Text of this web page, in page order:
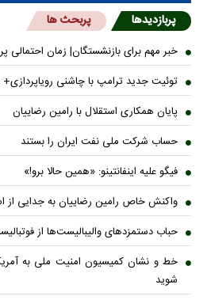
پربازدیدها پربحث ها
خبر مهم برای بازنشستگان| زمان احتمالی
توئیت جدید ترامپ با چاشنی
پایان همکاری استقلال با رامین رضاییان
حساب‌ شرکت ملی نفت ایران را بستند
فیگو علیه اینفانتینو: «همین حالا برو!»
واکنش خاص رامین رضاییان به جدایی
حباب دستمزدهای والیبالیست‌ها از
خط و نشان کمیسیون امنیت ملی به
شوید